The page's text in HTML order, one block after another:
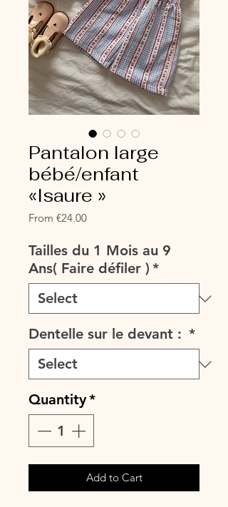
Pantalon large
bébé/enfant
«Isaure »
From €24.00Sale
Tailles du 1 Mois au 9
Ans( Faire défiler ) *
Dentelle sur le devant : *
Quantity*
Add to Cart